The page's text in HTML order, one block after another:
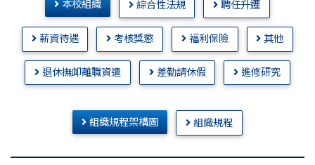
本校組織 綜合性法規 聘任升遷
薪資待遇 考核獎懲 福利保險 其他
退休撫卹離職資遣 差勤請休假 進修研究
組織規程架構圖 組織規程